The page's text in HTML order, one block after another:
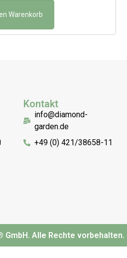
Warenkorb
Kontakt
info@diamond-
garden.de
+49 (0) 421/38658-11
GmbH. Alle Rechte vorbehalten.